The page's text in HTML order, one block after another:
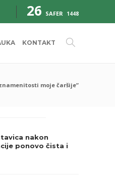
26 SAFER 1448
KONTAKT
moje čaršije”
nakon
ponovo čista i